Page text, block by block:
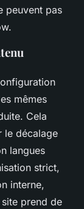
peuvent pas
mêmes
Cela
le décalage
langues
strict,
interne,
prend de